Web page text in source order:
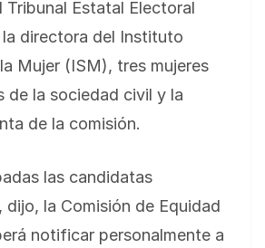
Tribunal Estatal Electoral
la directora del Instituto
Mujer (ISM), tres mujeres
de la sociedad civil y la
de la comisión.
las candidatas
dijo, la Comisión de Equidad
notificar personalmente a